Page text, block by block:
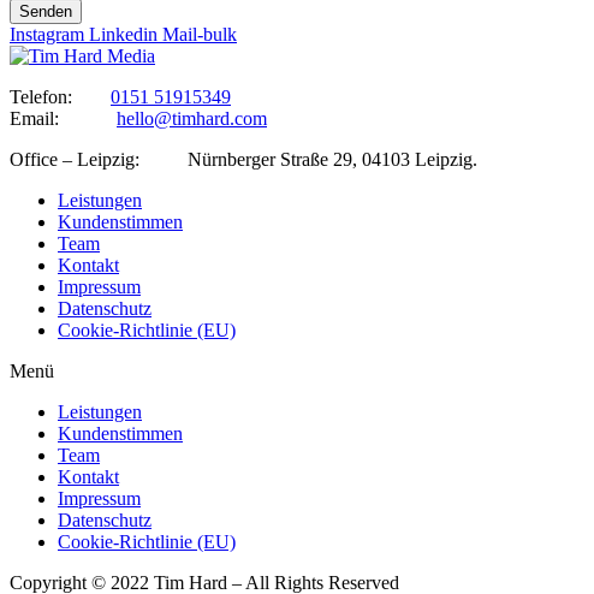
Senden
Instagram Linkedin Mail-bulk
Telefon: 0151 51915349
Email: hello@timhard.com
Office – Leipzig: Nürnberger Straße 29, 04103 Leipzig.
Leistungen
Kundenstimmen
Team
Kontakt
Impressum
Datenschutz
Cookie-Richtlinie (EU)
Menü
Leistungen
Kundenstimmen
Team
Kontakt
Impressum
Datenschutz
Cookie-Richtlinie (EU)
Copyright © 2022 Tim Hard – All Rights Reserved